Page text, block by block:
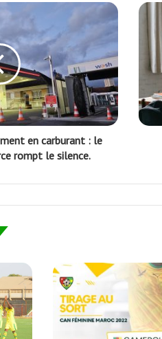
en carburant : le
rompt le silence.